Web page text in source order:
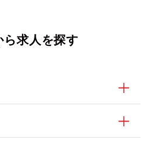
ら求人を探す